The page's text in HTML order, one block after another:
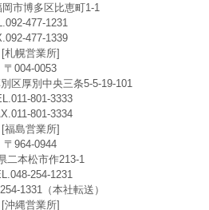
市博多区比恵町1-1
477-1231
477-1339
[札幌営業所]
〒004-0053
区厚別中央三条5-5-19-101
801-3333
801-3334
[福島営業所]
〒964-0944
二本松市作213-1
254-1231
1331（本社転送）
[沖縄営業所]